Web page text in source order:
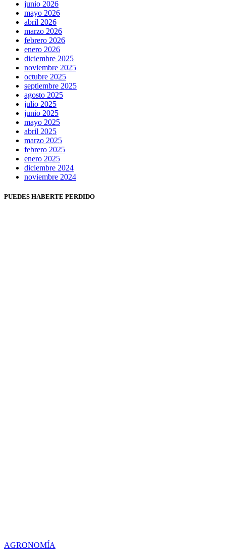
junio 2026
mayo 2026
abril 2026
marzo 2026
febrero 2026
enero 2026
diciembre 2025
noviembre 2025
octubre 2025
septiembre 2025
agosto 2025
julio 2025
junio 2025
mayo 2025
abril 2025
marzo 2025
febrero 2025
enero 2025
diciembre 2024
noviembre 2024
PUEDES HABERTE PERDIDO
AGRONOMÍA